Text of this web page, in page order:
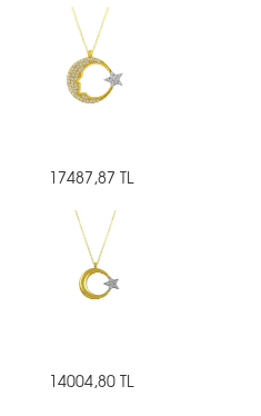
17487,87 TL
14004,80 TL